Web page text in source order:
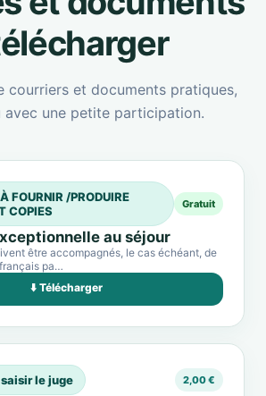
courriers et documents pratiques,
avec une petite participation.
FOURNIR /PRODUIRE
COPIES
Gratuit
au séjour
être accompagnés, le cas échéant, de
pa…
⬇️ Télécharger
le juge 2,00 €